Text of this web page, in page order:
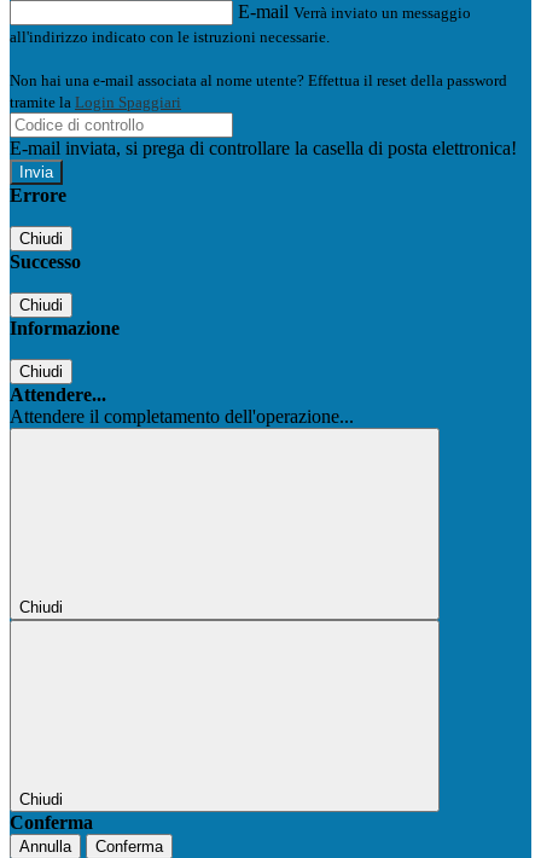
E-mail Verrà inviato un messaggio
all'indirizzo indicato con le istruzioni necessarie.
Non hai una e-mail associata al nome utente? Effettua il reset della password
tramite la Login Spaggiari
E-mail inviata, si prega di controllare la casella di posta elettronica!
Errore
Chiudi
Successo
Chiudi
Informazione
Chiudi
Attendere...
Attendere il completamento dell'operazione...
Chiudi
Chiudi
Conferma
Annulla Conferma